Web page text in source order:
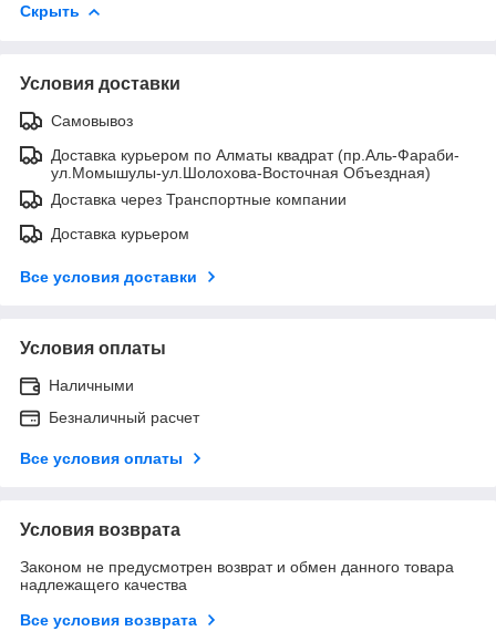
Скрыть
Условия доставки
Самовывоз
Доставка курьером по Алматы квадрат (пр.Аль-Фараби-
ул.Момышулы-ул.Шолохова-Восточная Объездная)
Доставка через Транспортные компании
Доставка курьером
Все условия доставки
Условия оплаты
Наличными
Безналичный расчет
Все условия оплаты
Условия возврата
Законом не предусмотрен возврат и обмен данного товара
надлежащего качества
Все условия возврата